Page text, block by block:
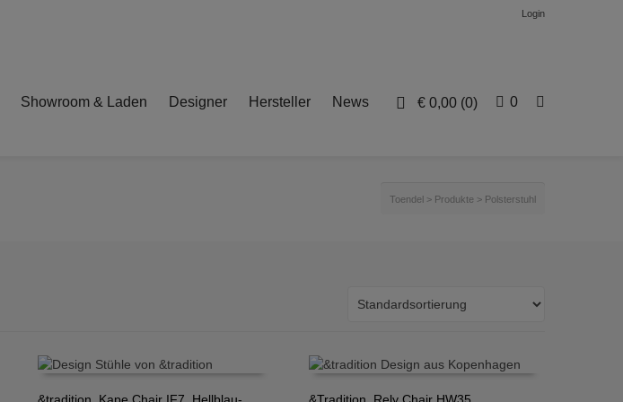
Login
€ 0,00 (0) 0
Showroom & Laden Designer Hersteller News
Toendel > Produkte > Polsterstuhl